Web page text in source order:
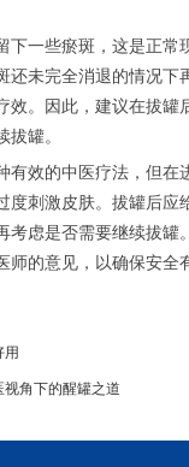
下一些瘀斑，这是正常
还未完全消退的情况下
效。因此，建议在拔罐
拔罐。
有效的中医疗法，但在
度刺激皮肤。拔罐后应
考虑是否需要继续拔罐
师的意见，以确保安全
用
角下的醒罐之道